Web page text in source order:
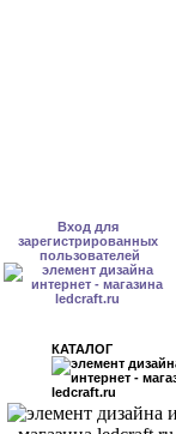
Вход для
зарегистрированных
пользователей
КАТАЛОГ